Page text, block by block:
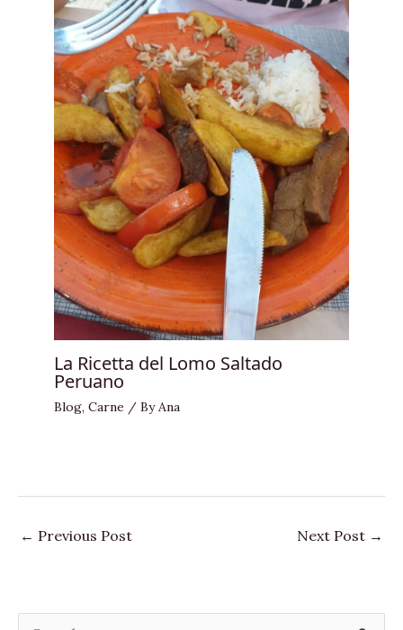
La Ricetta del Lomo Saltado
Peruano
Blog, Carne / ByAna
← Previous Post Next Post →